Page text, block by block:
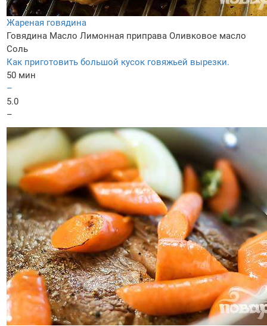
Жареная говядина
Говядина Масло Лимонная приправа Оливковое масло
Соль
Как приготовить большой кусок говяжьей вырезки.
50 мин
–
5.0
–